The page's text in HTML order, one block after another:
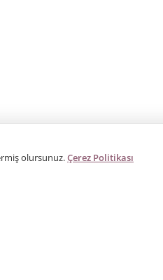
olursunuz.Çerez Politikası